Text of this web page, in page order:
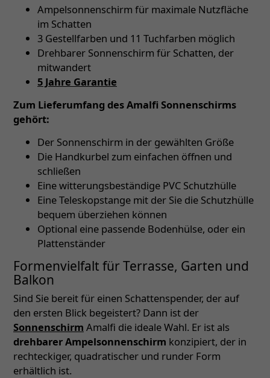
Ampelsonnenschirm für maximale Nutzfläche
im Schatten
3 Gestellfarben und 11 Tuchfarben möglich
Drehbarer Sonnenschirm für Schatten, der
mitwandert
5 Jahre Garantie
Zum Lieferumfang des Amalfi Sonnenschirms
gehört:
Der Sonnenschirm in der gewählten Größe
Die Handkurbel zum einfachen öffnen und
schließen
Eine witterungsbeständige PVC Schutzhülle
Eine Teleskopstange mit der Sie die Schutzhülle
bequem überziehen können
Optional eine passende Bodenhülse, oder ein
Plattenständer
Formenvielfalt für Terrasse, Garten und
Balkon
Sind Sie bereit für einen Schattenspender, der auf
den ersten Blick begeistert? Dann ist der
Sonnenschirm Amalfi die ideale Wahl. Er ist als
drehbarer Ampelsonnenschirm konzipiert, der in
rechteckiger, quadratischer und runder Form
erhältlich ist.